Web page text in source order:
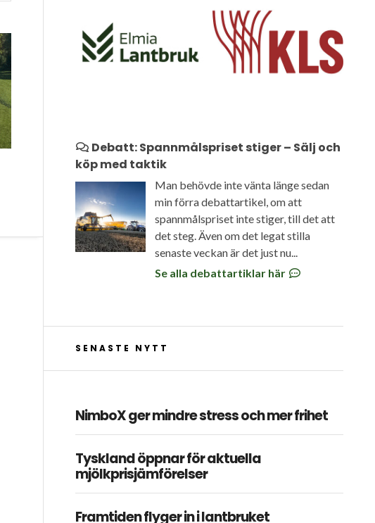
Debatt: Spannmålspriset stiger – Sälj och
köp med taktik
Man behövde inte vänta länge sedan
min förra debattartikel, om att
spannmålspriset inte stiger, till det att
det steg. Även om det legat stilla
senaste veckan är det just nu...
Se alla debattartiklar här
SENASTE NYTT
NimboX ger mindre stress och mer frihet
Tyskland öppnar för aktuella
mjölkprisjämförelser
Framtiden flyger in i lantbruket